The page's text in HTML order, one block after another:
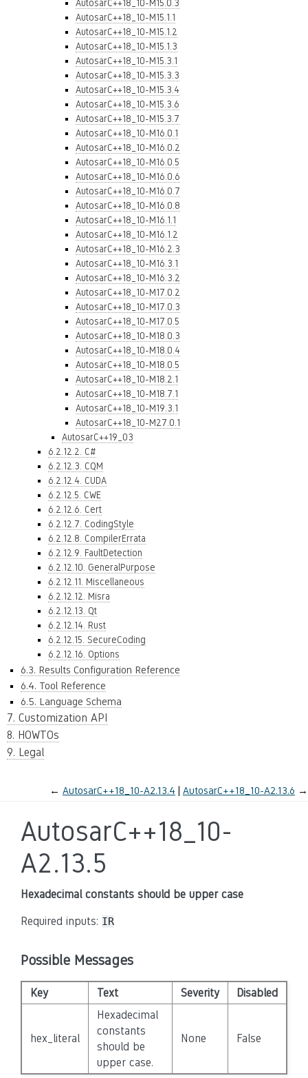
AutosarC++18_10-M15.0.3
AutosarC++18_10-M15.1.1
AutosarC++18_10-M15.1.2
AutosarC++18_10-M15.1.3
AutosarC++18_10-M15.3.1
AutosarC++18_10-M15.3.3
AutosarC++18_10-M15.3.4
AutosarC++18_10-M15.3.6
AutosarC++18_10-M15.3.7
AutosarC++18_10-M16.0.1
AutosarC++18_10-M16.0.2
AutosarC++18_10-M16.0.5
AutosarC++18_10-M16.0.6
AutosarC++18_10-M16.0.7
AutosarC++18_10-M16.0.8
AutosarC++18_10-M16.1.1
AutosarC++18_10-M16.1.2
AutosarC++18_10-M16.2.3
AutosarC++18_10-M16.3.1
AutosarC++18_10-M16.3.2
AutosarC++18_10-M17.0.2
AutosarC++18_10-M17.0.3
AutosarC++18_10-M17.0.5
AutosarC++18_10-M18.0.3
AutosarC++18_10-M18.0.4
AutosarC++18_10-M18.0.5
AutosarC++18_10-M18.2.1
AutosarC++18_10-M18.7.1
AutosarC++18_10-M19.3.1
AutosarC++18_10-M27.0.1
AutosarC++19_03
6.2.12.2. C#
6.2.12.3. CQM
6.2.12.4. CUDA
6.2.12.5. CWE
6.2.12.6. Cert
6.2.12.7. CodingStyle
6.2.12.8. CompilerErrata
6.2.12.9. FaultDetection
6.2.12.10. GeneralPurpose
6.2.12.11. Miscellaneous
6.2.12.12. Misra
6.2.12.13. Qt
6.2.12.14. Rust
6.2.12.15. SecureCoding
6.2.12.16. Options
6.3. Results Configuration Reference
6.4. Tool Reference
6.5. Language Schema
7. Customization API
8. HOWTOs
9. Legal
← AutosarC++18_10-A2.13.4 AutosarC++18_10-A2.13.6 →
AutosarC++18_10-
A2.13.5
Hexadecimal constants should be upper case
Required inputs: IR
Possible Messages
Key Text Severity Disabled
hex_literal
Hexadecimal
constants
should be
upper case.
None False